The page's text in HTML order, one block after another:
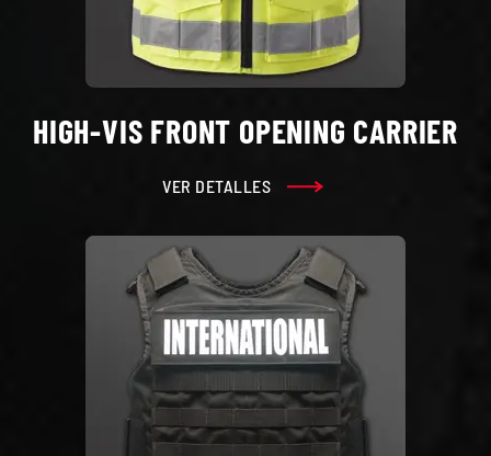
HIGH-VIS FRONT OPENING CARRIER
VER DETALLES